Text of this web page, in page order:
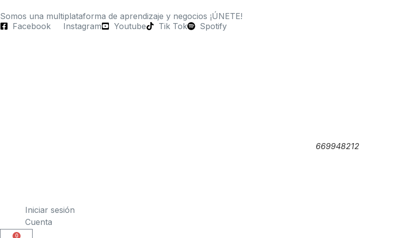
Somos una multiplataforma de aprendizaje y negocios ¡ÚNETE!
Facebook
Instagram Youtube Tik Tok Spotify
669948212
Iniciar sesión
Cuenta
0